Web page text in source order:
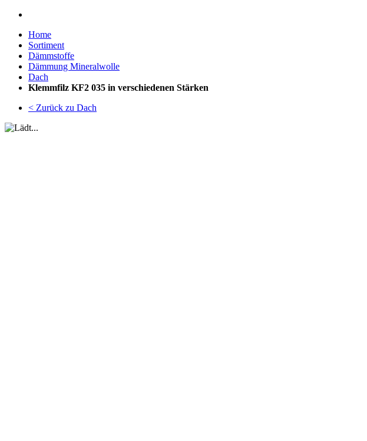
Home
Sortiment
Dämmstoffe
Dämmung Mineralwolle
Dach
Klemmfilz KF2 035 in verschiedenen Stärken
< Zurück zu Dach